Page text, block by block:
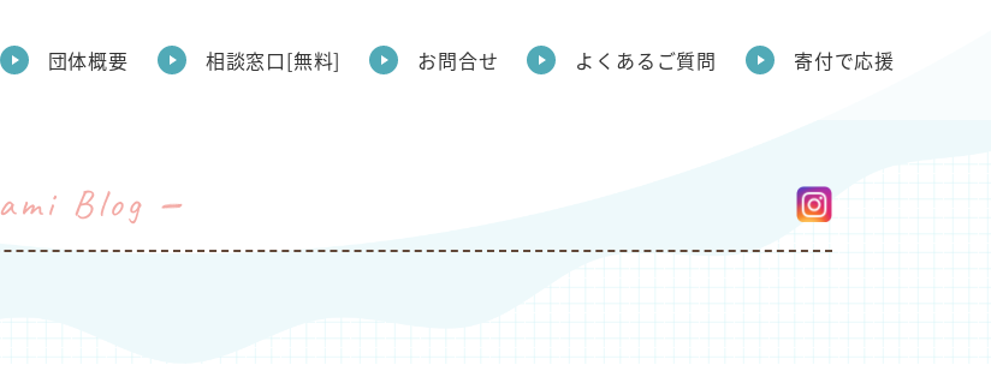
団体概要 相談窓口[無料] お問合せ よくあるご質問 寄付で応援
Mami Blog